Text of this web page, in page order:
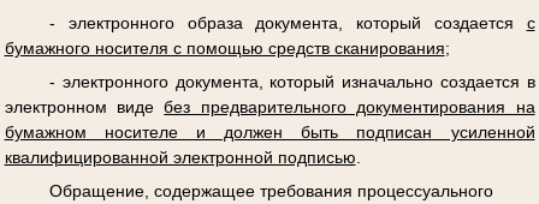
- электронного образа документа, который создается с
бумажного носителя с помощью средств сканирования;
- электронного документа, который изначально создается в
электронном видебез предварительного документирования на
бумажном носителе и должен быть подписан усиленной
квалифицированной электронной подписью
Обращение, содержащее требования процессуального